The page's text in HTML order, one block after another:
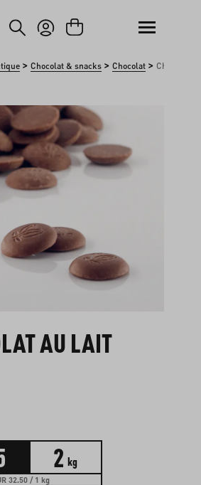
> Chocolat & snacks > Chocolat > Chocolat
d'images
AU LAIT
2 kg
32.50 / 1 kg